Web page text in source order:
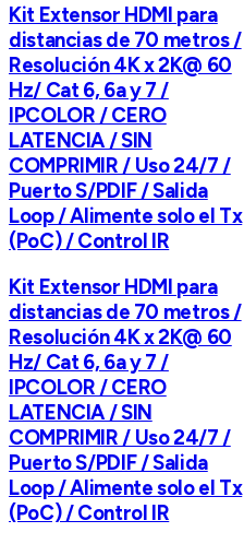
Kit Extensor HDMI para
distancias de 70 metros /
Resolución 4K x 2K@ 60
Hz/ Cat 6, 6a y 7 /
IPCOLOR / CERO
LATENCIA / SIN
COMPRIMIR / Uso 24/7 /
Puerto S/PDIF / Salida
Loop / Alimente solo el Tx
(PoC) / Control IR
Kit Extensor HDMI para
distancias de 70 metros /
Resolución 4K x 2K@ 60
Hz/ Cat 6, 6a y 7 /
IPCOLOR / CERO
LATENCIA / SIN
COMPRIMIR / Uso 24/7 /
Puerto S/PDIF / Salida
Loop / Alimente solo el Tx
(PoC) / Control IR